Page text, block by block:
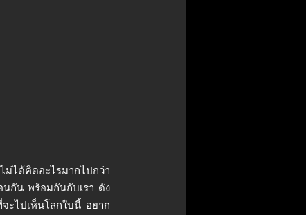
ม่ได้คิดอะไรมากไปกว่า
นกัน พร้อมกันกับเรา ดัง
ะไปเห็นโลกใบนี้ อยาก